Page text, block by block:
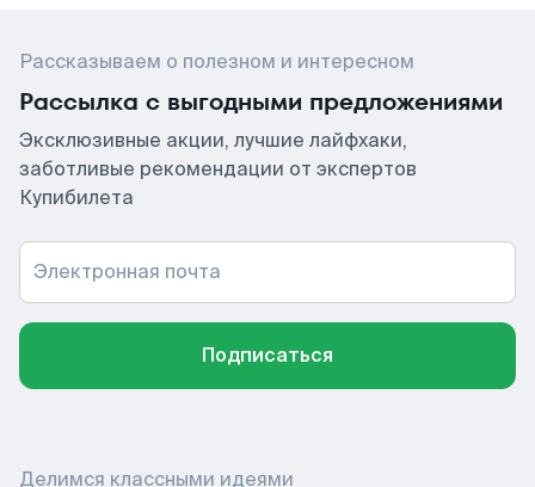
Рассказываем о полезном и интересном
Рассылка с выгодными предложениями
Эксклюзивные акции, лучшие лайфхаки,
заботливые рекомендации от экспертов
Купибилета
Электронная почта
Подписаться
Делимся классными идеями